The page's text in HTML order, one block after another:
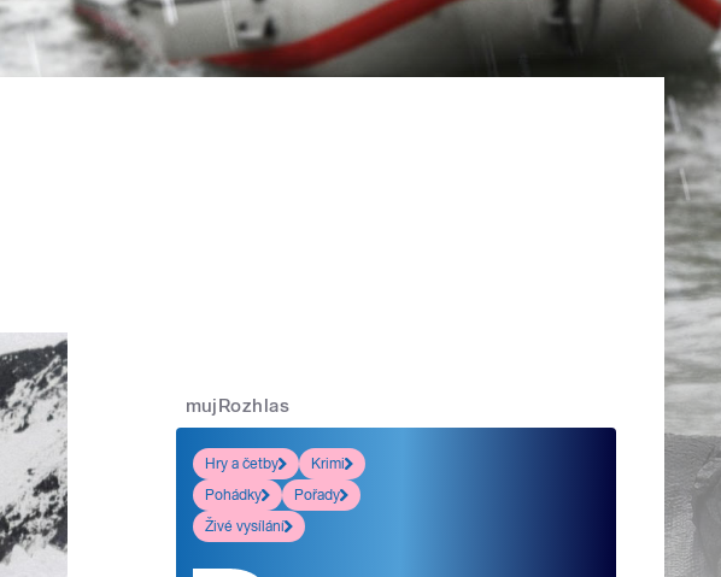
mujRozhlas
Hry a četby
Krimi
Pohádky
Pořady
Živé vysílání